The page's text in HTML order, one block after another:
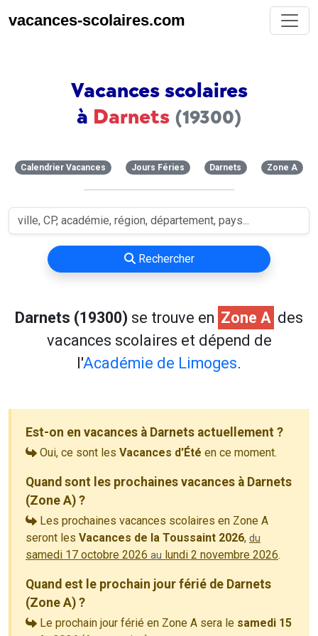
vacances-scolaires.com
Vacances scolaires
à Darnets (19300)
Calendrier Vacances Jours Féries Darnets Zone A
Rechercher
Darnets (19300) se trouve en Zone A des
vacances scolaires et dépend de
l'Académie de Limoges.
Est-on en vacances à Darnets actuellement ?
Oui, ce sont les Vacances d'Été en ce moment.
Quand sont les prochaines vacances à Darnets
(Zone A) ?
Les prochaines vacances scolaires en Zone A
seront les Vacances de la Toussaint 2026, du
samedi 17 octobre 2026 au lundi 2 novembre 2026.
Quand est le prochain jour férié de Darnets
(Zone A) ?
Le prochain jour férié en Zone A sera le samedi 15